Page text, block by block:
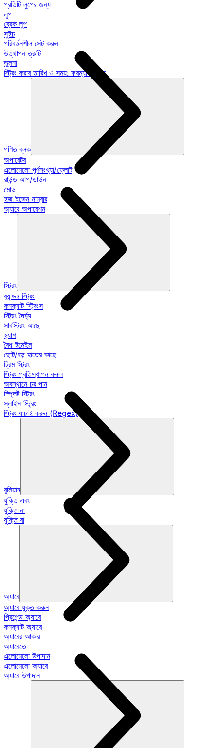
প্রতিটি লুপের জন্য
লুপ
ব্রেক লুপ
সুইচ
পরিবর্তনশীল সেট করুন
উত্থাপন ত্রুটি
তুলনা
স্ট্রিং করার তারিখ ও সময়: ফরম্যাট গাইড
গণিত ব্লক
অপারেটর
এলোমেলো পূর্ণসংখ্যা/ফ্লোট
রাউন্ড আপ/ডাউন
মোড
ইজ ইভেন নাম্বার
অ্যারে অপারেশন
স্ট্রিং
র‍্যান্ডম স্ট্রিং
কনক্যাট স্ট্রিংস
স্ট্রিং দৈর্ঘ্য
সাবস্ট্রিং আছে
হ্যাশ
বৈধ ইমেইল
ছোট/বড় হাতের কাছে
ট্রিম স্ট্রিং
স্ট্রিং প্রতিস্থাপন করুন
অবস্থানে চর পান
স্প্লিট স্ট্রিং
স্লাইস স্ট্রিং
স্ট্রিং যাচাই করুন (Regex)
বুলিয়ান
যুক্তি এবং
যুক্তি না
যুক্তি বা
অ্যারে
অ্যারে যুক্ত করুন
প্রিপেন্ড অ্যারে
কনক্যাট অ্যারে
অ্যারের আকার
অ্যারেতে
এলোমেলো উপাদান
এলোমেলো অ্যারে
অ্যারে উপাদান